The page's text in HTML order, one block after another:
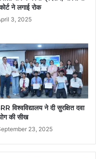
ने लगाई रोक
3, 2025
विश्वविद्यालय ने दी सुरक्षित दवा
की सीख
23, 2025